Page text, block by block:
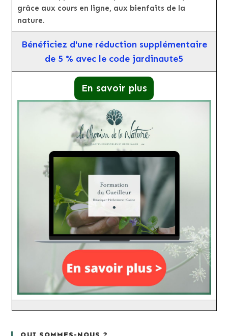
grâce aux cours en ligne, aux bienfaits de la
nature.
Bénéficiez d'une réduction supplémentaire
de 5 % avec le code jardinaute5
En savoir plus